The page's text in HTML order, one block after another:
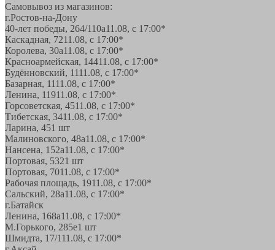
Самовывоз из магазинов:
г.Ростов-на-Дону
40-лет победы, 264/110а11.08, с 17:00*
Каскадная, 7211.08, с 17:00*
Королева, 30а11.08, с 17:00*
Красноармейская, 14411.08, с 17:00*
Будённовский, 1111.08, с 17:00*
Базарная, 1111.08, с 17:00*
Ленина, 11911.08, с 17:00*
Горсоветская, 4511.08, с 17:00*
Тибетская, 3411.08, с 17:00*
Ларина, 451 шт
Малиновского, 48а11.08, с 17:00*
Нансена, 152а11.08, с 17:00*
Портовая, 5321 шт
Портовая, 7011.08, с 17:00*
Рабочая площадь, 1911.08, с 17:00*
Сальский, 28a11.08, с 17:00*
г.Батайск
Ленина, 168а11.08, с 17:00*
М.Горького, 285е1 шт
Шмидта, 17/111.08, с 17:00*